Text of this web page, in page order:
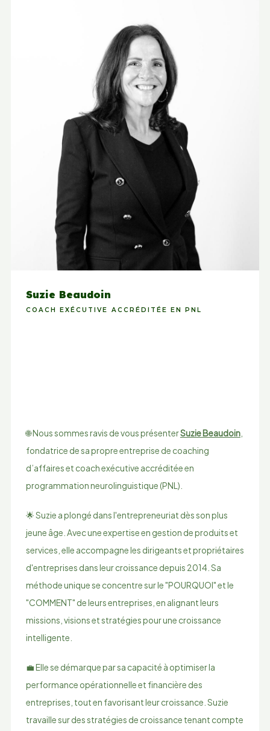
Suzie Beaudoin
COACH EXÉCUTIVE ACCRÉDITÉE EN PNL
🌐 Nous sommes ravis de vous présenterSuzie Beaudoin,
fondatrice de sa propre entreprise de coaching
d’affaires et coach exécutive accréditée en
programmation neurolinguistique (PNL).
🌟 Suzie a plongé dans l'entrepreneuriat dès son plus
jeune âge. Avec une expertise en gestion de produits et
services, elle accompagne les dirigeants et propriétaires
d'entreprises dans leur croissance depuis 2014. Sa
méthode unique se concentre sur le "POURQUOI" et le
"COMMENT" de leurs entreprises, en alignant leurs
missions, visions et stratégies pour une croissance
intellige​nte.
💼 Elle se démarque par sa capacité à optimiser la
performance opérationnelle et financière des
entreprises, tout en favorisant leur croissance. Suzie
travaille sur des stratégies de croissance tenant compte